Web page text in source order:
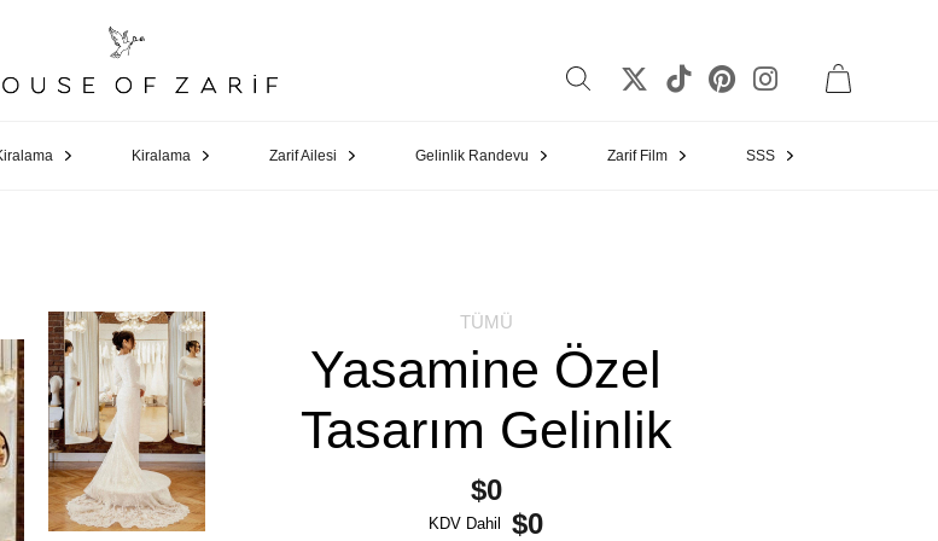
Kiralama Zarif Ailesi Gelinlik Randevu Zarif Film SSS
TÜMÜ
Yasamine Özel
Tasarım Gelinlik
$0
KDV Dahil $0